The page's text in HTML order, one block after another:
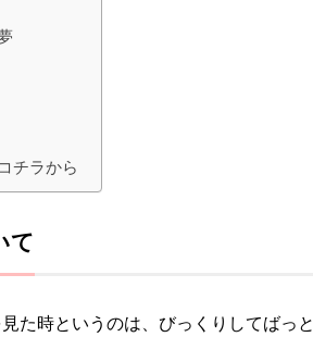
チラから
て
た時というのは、びっくりしてばっ